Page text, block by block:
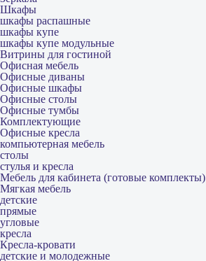
Шкафы
шкафы распашные
шкафы купе
шкафы купе модульные
Витрины для гостиной
Офисная мебель
Офисные диваны
Офисные шкафы
Офисные столы
Офисные тумбы
Комплектующие
Офисные кресла
компьютерная мебель
столы
стулья и кресла
Мебель для кабинета (готовые комплекты)
Мягкая мебель
детские
прямые
угловые
кресла
Кресла-кровати
детские и молодежные